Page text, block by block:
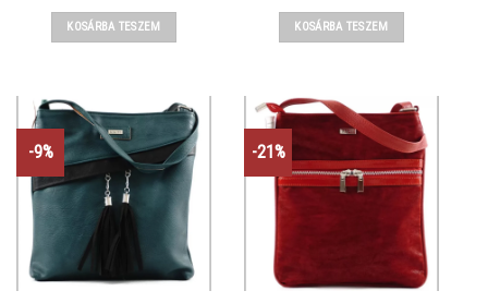
was:
11330 Ft.
KOSÁRBA TESZEM
was:
12790 Ft.
KOSÁRBA TESZEM
-9% -21%